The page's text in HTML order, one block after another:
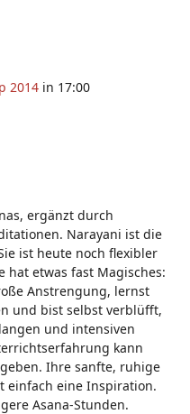
2014 in 17:00
ergänzt durch
Narayani ist die
ist heute noch flexibler
hat etwas fast Magisches:
Anstrengung, lernst
und bist selbst verblüfft,
und intensiven
kann
Ihre sanfte, ruhige
einfach eine Inspiration.
Asana-Stunden.